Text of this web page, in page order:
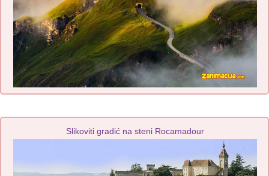
Slikoviti gradić na steni Rocamadour